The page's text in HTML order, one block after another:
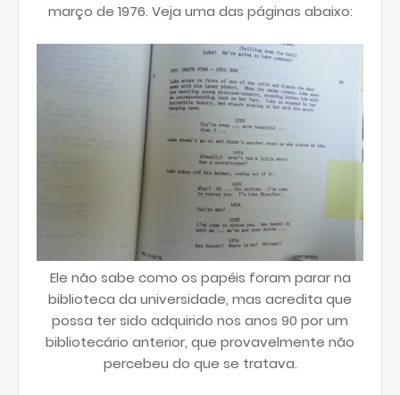
março de 1976. Veja uma das páginas abaixo:
Ele não sabe como os papéis foram parar na
biblioteca da universidade, mas acredita que
possa ter sido adquirido nos anos 90 por um
bibliotecário anterior, que provavelmente não
percebeu do que se tratava.